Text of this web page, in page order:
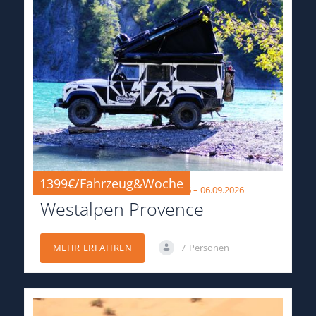
1399€/Fahrzeug&Woche
23.08.2026 – 29.08.2026 & 30.08.2026 – 06.09.2026
Westalpen Provence
MEHR ERFAHREN 7 Personen